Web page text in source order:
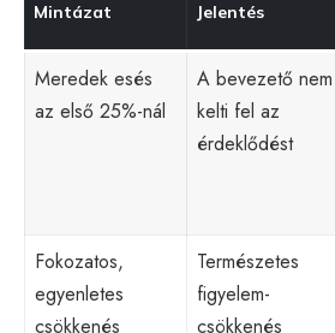
Mintázat Jelentés
Meredek esés
az első 25%-nál
A bevezető nem
kelti fel az
érdeklődést
Fokozatos,
egyenletes
csökkenés
Természetes
figyelem-
csökkenés